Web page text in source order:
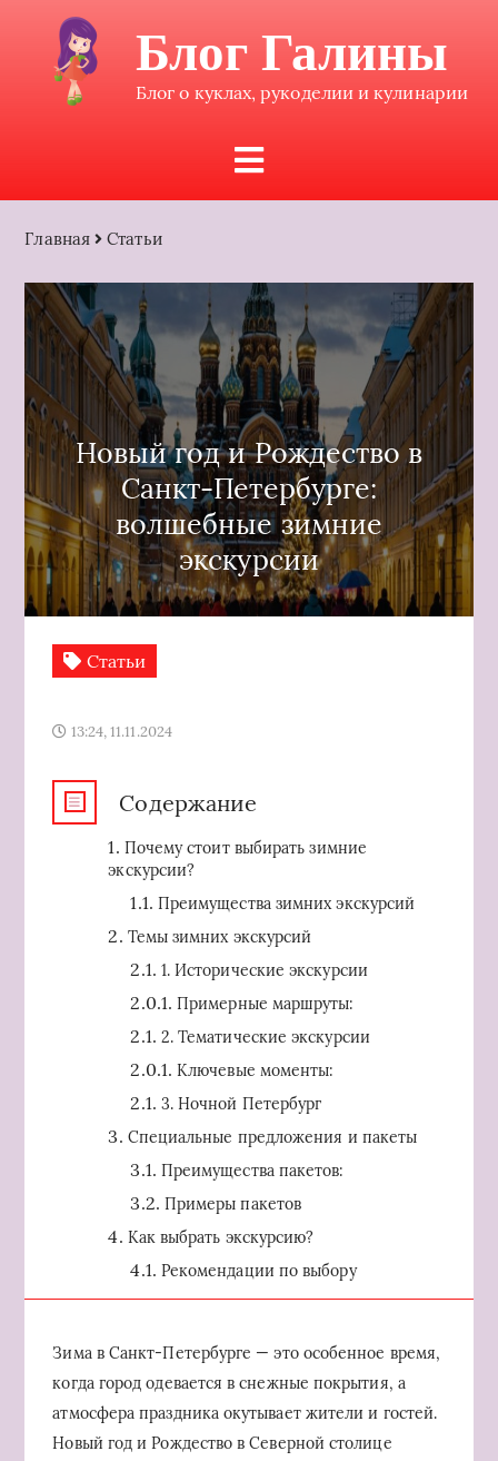
Блог Галины
Блог о куклах, рукоделии и кулинарии
Главная Статьи
Новый год и Рождество в
Санкт-Петербурге:
волшебные зимние
экскурсии
Статьи
13:24, 11.11.2024
Содержание
Почему стоит выбирать зимние
экскурсии?
Преимущества зимних экскурсий
Темы зимних экскурсий
1. Исторические экскурсии
Примерные маршруты:
2. Тематические экскурсии
Ключевые моменты:
3. Ночной Петербург
Специальные предложения и пакеты
Преимущества пакетов:
Примеры пакетов
Как выбрать экскурсию?
Рекомендации по выбору
Зима в Санкт-Петербурге — это особенное время,
когда город одевается в снежные покрытия, а
атмосфера праздника окутывает жители и гостей.
Новый год и Рождество в Северной столице